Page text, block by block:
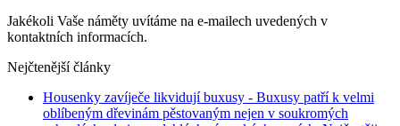
Jakékoli Vaše náměty uvítáme na e-mailech uvedených v
kontaktních informacích.
Nejčtenější články
Housenky zavíječe likvidují buxusy - Buxusy patří k velmi
oblíbeným dřevinám pěstovaným nejen v soukromých